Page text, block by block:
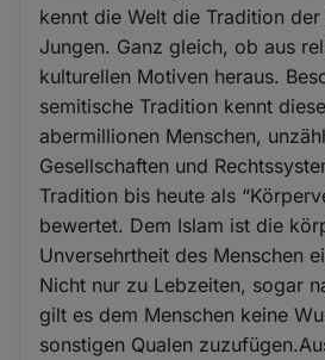
kennt die Welt die Tradition
Jungen. Ganz gleich, ob aus
kulturellen Motiven heraus.
semitische Tradition kennt
abermillionen Menschen,
Gesellschaften und
Tradition bis heute als
bewertet. Dem Islam ist die
Unversehrtheit des Menschen
Nicht nur zu Lebzeiten, sogar
gilt es dem Menschen keine
sonstigen Qualen